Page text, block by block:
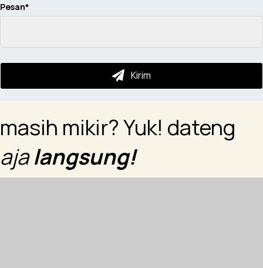
Pesan
Kirim
masih mikir? Yuk! dateng
ajalangsung!